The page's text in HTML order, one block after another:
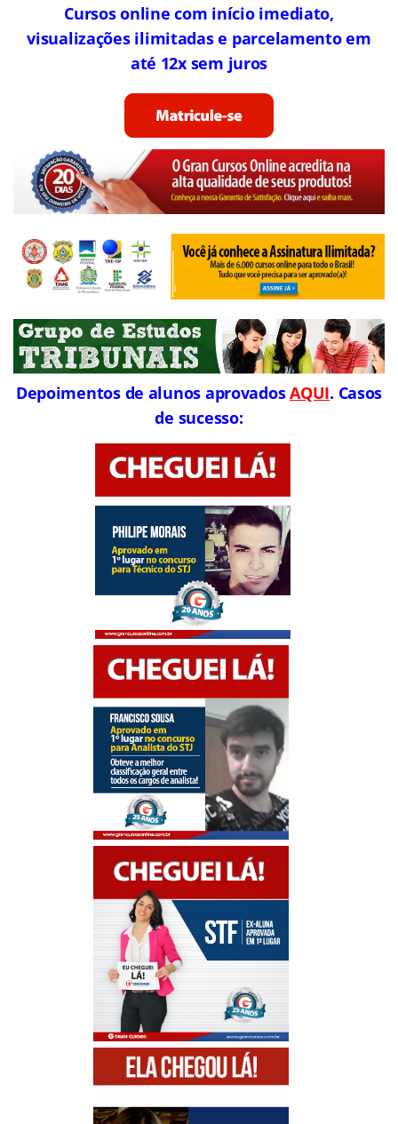
Cursos online com início imediato,
visualizações ilimitadas e parcelamento em
até 12x sem juros
Depoimentos de alunos aprovadosAQUI. Casos
de sucesso: